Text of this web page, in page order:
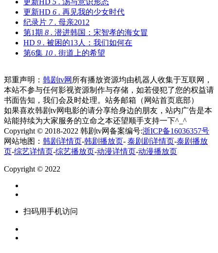
更新HD 6 . 再见我的少女时代
纪录片 7 . 母亲2012
第1期 8 . 潜进韩国：宋智孝的海女冒
HD 9 . 被困的13人：我们如何在
第6集 10 . 街道上的希望
郑重声明： 韩剧tv网 所有播放资源均由机器人收集于互联网，
本站不参与任何影视资源制作与存储，如若侵犯了您的权益请
书面告知，我们会及时处理。站务邮箱（网站首页底部）
如果喜欢韩剧tv网电影的请分享给身边的朋友，站内广告是本
站能持续为大家服务的立命之本还望顺手支持一下^_^
Copyright © 2018-2022 韩剧tv网备案编号:浙ICP备16036357号
网站地图： 韩剧详情页-韩剧播放页- 泰剧剧详情页-泰剧播放
页-综艺详情页-综艺播放页-动漫详情页-动漫播放页
Copyright © 2022
扫码用手机访问